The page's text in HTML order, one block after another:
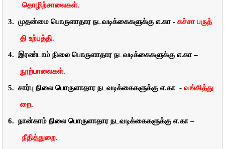
தொழிற்சாலைகள்.
3. முதன்மை பொருளாதார நடவடிக்கைகளுக்கு எ.கா - கச்சா பருத்
தி உற்பத்தி.
4. இரண்டாம் நிலை பொருளாதார நடவடிக்கைகளுக்கு எ.கா –
நூற்பாலைகள்.
5. சார்பு நிலை பொருளாதார நடவடிக்கைகளுக்கு எ.கா - வங்கித்து
றை.
6. நான்காம் நிலை பொருளாதார நடவடிக்கைகளுக்கு எ.கா –
நீதித்துறை.